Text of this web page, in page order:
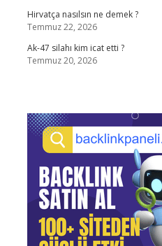
Hirvatça nasılsın ne demek ?
Temmuz 22, 2026
Ak-47 silahı kim icat etti ?
Temmuz 20, 2026